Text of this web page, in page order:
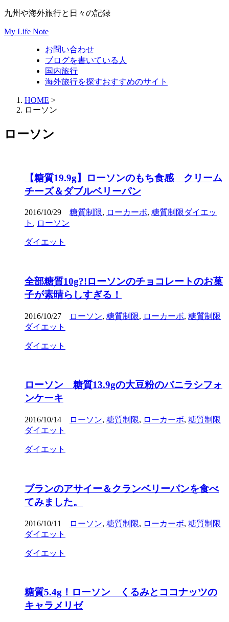
九州や海外旅行と日々の記録
My Life Note
お問い合わせ
ブログを書いている人
国内旅行
海外旅行を探すおすすめのサイト
HOME >
ローソン
ローソン
【糖質19.9g】ローソンのもち食感 クリーム
チーズ＆ダブルベリーパン
2016/10/29 糖質制限, ローカーボ, 糖質制限ダイエッ
ト , ローソン
ダイエット
全部糖質10g?!ローソンのチョコレートのお菓
子が素晴らしすぎる！
2016/10/27 ローソン, 糖質制限, ローカーボ, 糖質制限
ダイエット
ダイエット
ローソン 糖質13.9gの大豆粉のバニラシフォ
ンケーキ
2016/10/14 ローソン, 糖質制限, ローカーボ, 糖質制限
ダイエット
ダイエット
ブランのアサイー＆クランベリーパンを食べ
てみました。
2016/10/11 ローソン, 糖質制限, ローカーボ, 糖質制限
ダイエット
ダイエット
糖質5.4g！ローソン くるみとココナッツの
キャラメリゼ